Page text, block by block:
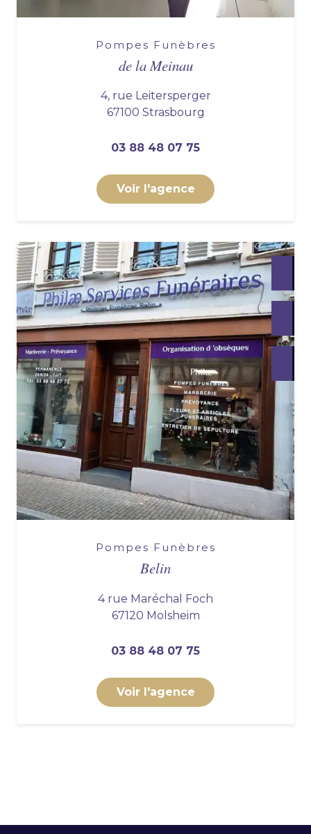
Pompes Funèbres
de la Meinau
4, rue Leitersperger
67100 Strasbourg
03 88 48 07 75
Voir l'agence
Pompes Funèbres
Belin
4 rue Maréchal Foch
67120 Molsheim
03 88 48 07 75
Voir l'agence